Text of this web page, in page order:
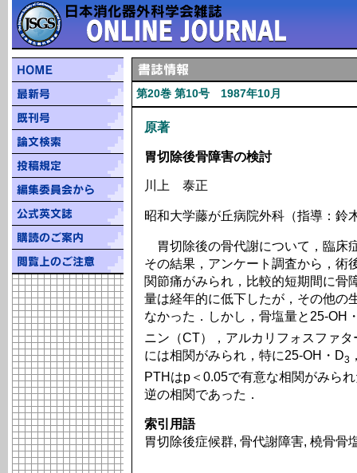
第20巻 第10号 1987年10月
原著
胃切除後骨障害の検討
川上 泰正
昭和大学藤が丘病院外科（指導：鈴
胃切除後の骨代謝について，臨床
その結果，アンケート調査から，術
関節痛がみられ，比較的短期間に骨
量は経年的に低下したが，その他の
なかった．しかし，骨塩量と25-OH
ニン（CT），アルカリフォスファ
には相関がみられ，特に25-OH・D3
PTHはp＜0.05で有意な相関がみら
逆の相関であった．
索引用語
胃切除後症候群, 骨代謝障害, 橈骨骨